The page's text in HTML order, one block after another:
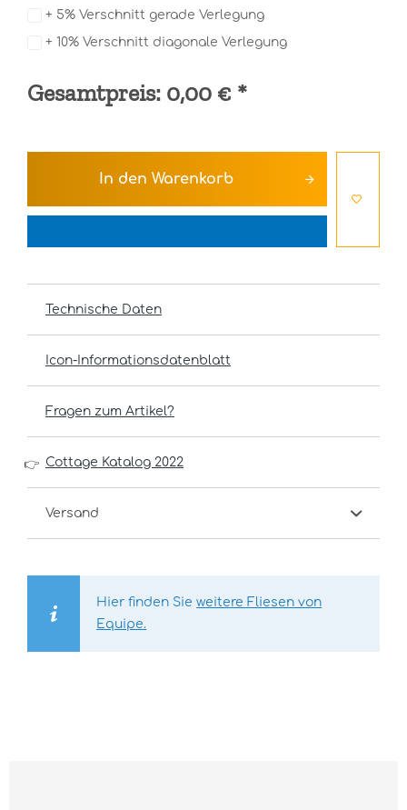
+ 5% Verschnitt gerade Verlegung
+ 10% Verschnitt diagonale Verlegung
Gesamtpreis: 0,00 € *
In den Warenkorb
Technische Daten
Icon-Informationsdatenblatt
Fragen zum Artikel?
👉 Cottage Katalog 2022
Versand
Hier finden Sieweitere Fliesen von
Equipe.